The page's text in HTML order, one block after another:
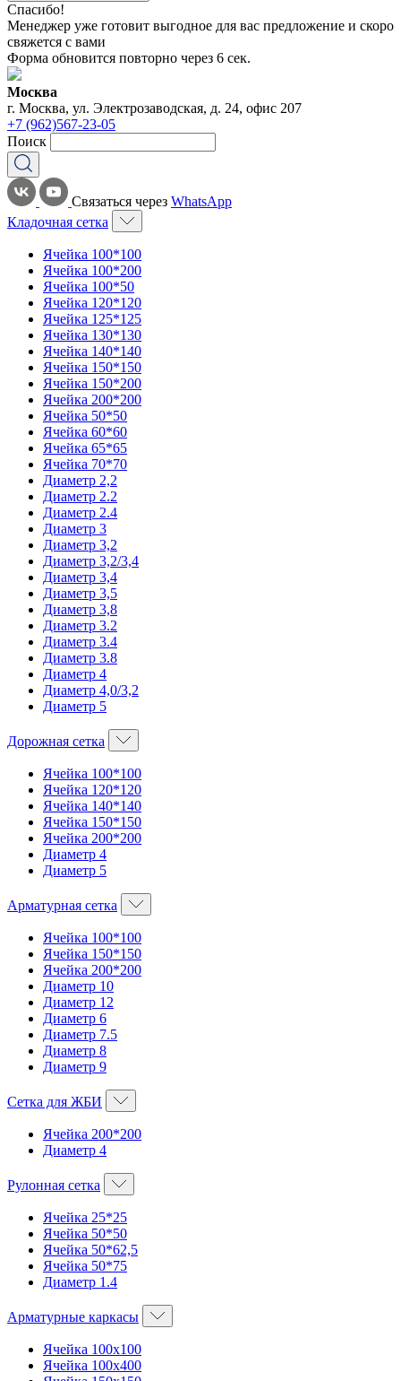
Спасибо!
Менеджер уже готовит выгодное для вас предложение и скоро
свяжется с вами
Форма обновится повторно через 6 сек.
Москва
г. Москва, ул. Электрозаводская, д. 24, офис 207
+7 (962)567-23-05
Поиск
Связаться через WhatsApp
Кладочная сетка
Ячейка 100*100
Ячейка 100*200
Ячейка 100*50
Ячейка 120*120
Ячейка 125*125
Ячейка 130*130
Ячейка 140*140
Ячейка 150*150
Ячейка 150*200
Ячейка 200*200
Ячейка 50*50
Ячейка 60*60
Ячейка 65*65
Ячейка 70*70
Диаметр 2,2
Диаметр 2.2
Диаметр 2.4
Диаметр 3
Диаметр 3,2
Диаметр 3,2/3,4
Диаметр 3,4
Диаметр 3,5
Диаметр 3,8
Диаметр 3.2
Диаметр 3.4
Диаметр 3.8
Диаметр 4
Диаметр 4,0/3,2
Диаметр 5
Дорожная сетка
Ячейка 100*100
Ячейка 120*120
Ячейка 140*140
Ячейка 150*150
Ячейка 200*200
Диаметр 4
Диаметр 5
Арматурная сетка
Ячейка 100*100
Ячейка 150*150
Ячейка 200*200
Диаметр 10
Диаметр 12
Диаметр 6
Диаметр 7.5
Диаметр 8
Диаметр 9
Сетка для ЖБИ
Ячейка 200*200
Диаметр 4
Рулонная сетка
Ячейка 25*25
Ячейка 50*50
Ячейка 50*62,5
Ячейка 50*75
Диаметр 1.4
Арматурные каркасы
Ячейка 100х100
Ячейка 100х400